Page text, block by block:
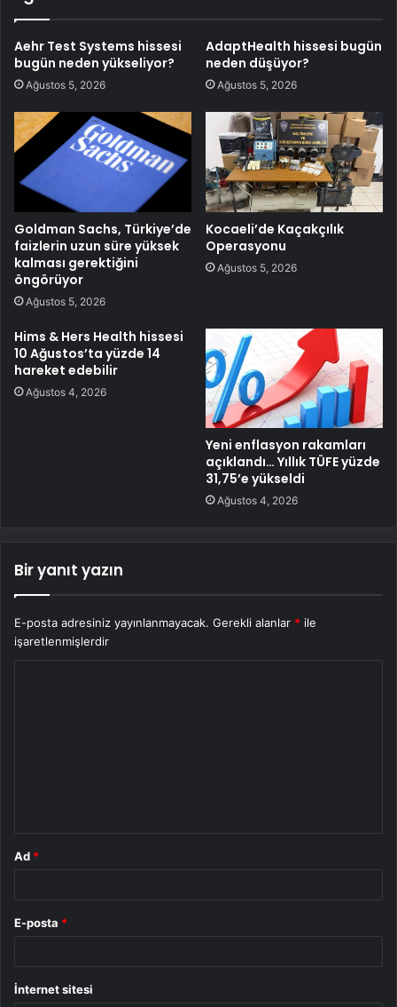
Aehr Test Systems hissesi
bugün neden yükseliyor?
Ağustos 5, 2026
AdaptHealth hissesi bugün
neden düşüyor?
Ağustos 5, 2026
Goldman Sachs, Türkiye’de
faizlerin uzun süre yüksek
kalması gerektiğini
öngörüyor
Ağustos 5, 2026
Kocaeli’de Kaçakçılık
Operasyonu
Ağustos 5, 2026
Hims & Hers Health hissesi
10 Ağustos’ta yüzde 14
hareket edebilir
Ağustos 4, 2026
Yeni enflasyon rakamları
açıklandı… Yıllık TÜFE yüzde
31,75’e yükseldi
Ağustos 4, 2026
Bir yanıt yazın
E-posta adresiniz yayınlanmayacak. Gerekli alanlar * ile
işaretlenmişlerdir
Ad *
E-posta *
İnternet sitesi